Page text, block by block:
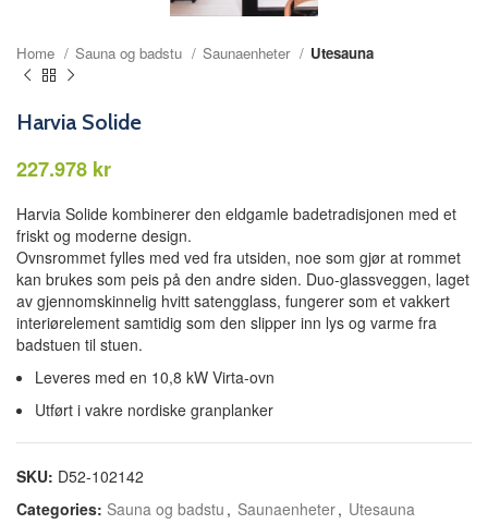
Home Sauna og badstu Saunaenheter Utesauna
Harvia Solide
kr
Harvia Solide kombinerer den eldgamle badetradisjonen med et
friskt og moderne design.
Ovnsrommet fylles med ved fra utsiden, noe som gjør at rommet
kan brukes som peis på den andre siden. Duo-glassveggen, laget
av gjennomskinnelig hvitt satengglass, fungerer som et vakkert
interiørelement samtidig som den slipper inn lys og varme fra
badstuen til stuen.
Leveres med en 10,8 kW Virta-ovn
Utført i vakre nordiske granplanker
SKU: D52-102142
Categories: Sauna og badstu , Saunaenheter, Utesauna